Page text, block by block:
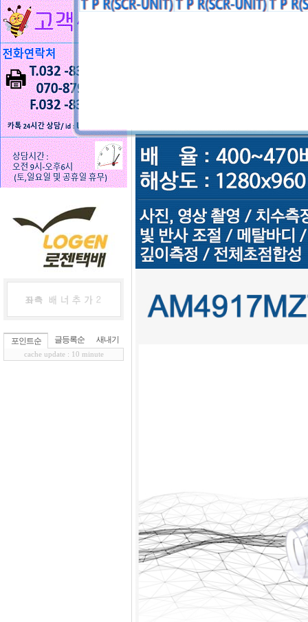
포인트순 글등록순 새내기
cache update : 10 minute